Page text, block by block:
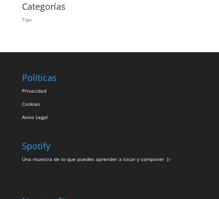
Categorías
Tips
Políticas
Privacidad
Cookies
Aviso Legal
Spotify
Una muestra de lo que puedes aprender a tocar y componer ▷